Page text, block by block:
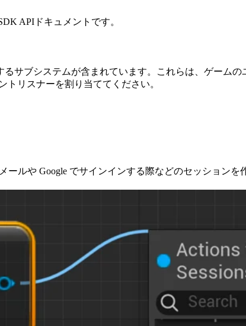
APIドキュメントです。
サブシステムが含まれています。これらは、ゲーム
リスナーを割り当ててください。
ールや Google でサインインする際などのセッションを